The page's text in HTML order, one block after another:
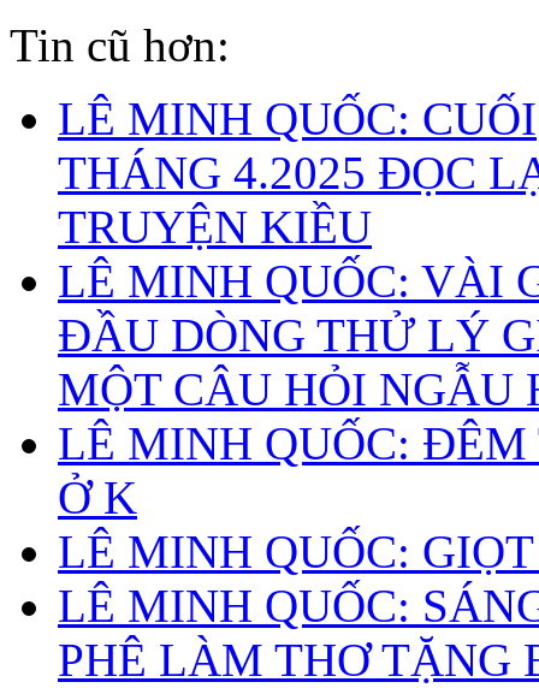
Tin cũ hơn:
LÊ MINH QUỐC: CUỐI
THÁNG 4.2025 ĐỌC
TRUYỆN KIỀU
LÊ MINH QUỐC: VÀI
ĐẦU DÒNG THỬ LÝ
MỘT CÂU HỎI NGẪU
LÊ MINH QUỐC: ĐÊM
Ở K
LÊ MINH QUỐC:
LÊ MINH QUỐC:
PHÊ LÀM THƠ TẶNG